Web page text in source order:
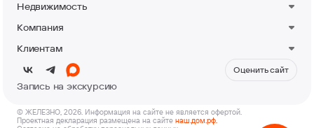
Недвижимость
Квартиры
Кладовые
Акции
Компания
О компании
Клиентам
Контакты
Акция Кешбэк от застройщика
Реферальная программа
Ход строительства
Оценить сайт
Запись на экскурсию
© ЖЕЛЕЗНО, 2026. Информация на сайте не является офертой.
Проектная декларация размещена на сайте наш.дом.рф.